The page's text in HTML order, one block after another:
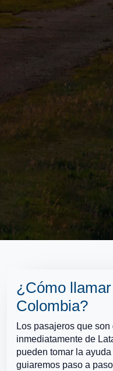
¿Cómo
Colombia?
Los pasajeros que
inmediatamente de
pueden tomar la
guiaremos paso a